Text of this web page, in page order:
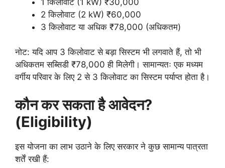
2 किलोवाट (2 kW) ₹60,000
3 किलोवाट या अधिक ₹78,000 (अधिकतम)
नोट: यदि आप 3 किलोवाट से बड़ा सिस्टम भी लगवाते हैं, तो भी
अधिकतम सब्सिडी ₹78,000 ही मिलेगी। सामान्यतः एक मध्यम
वर्गीय परिवार के लिए 2 से 3 किलोवाट का सिस्टम पर्याप्त होता है।
कौन कर सकता है आवेदन?
(Eligibility)
इस योजना का लाभ उठाने के लिए सरकार ने कुछ सामान्य पात्रता
शर्तें रखी हैं: